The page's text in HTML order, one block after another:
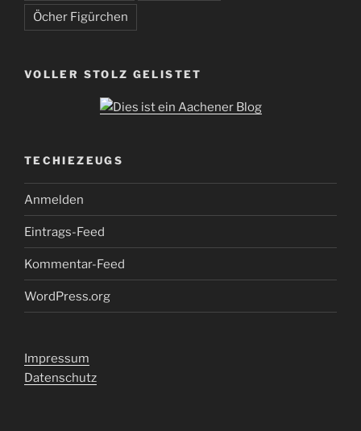
Öcher Figürchen
VOLLER STOLZ GELISTET
TECHIEZEUGS
Anmelden
Eintrags-Feed
Kommentar-Feed
WordPress.org
Impressum
Datenschutz